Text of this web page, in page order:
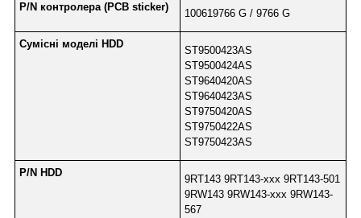
P/N контролера (PCB sticker)
100619766 G / 9766 G
Сумісні моделі HDD
ST9500423AS
ST9500424AS
ST9640420AS
ST9640423AS
ST9750420AS
ST9750422AS
ST9750423AS
P/N HDD
9RT143 9RT143-xxx 9RT143-501
9RW143 9RW143-xxx 9RW143-
567